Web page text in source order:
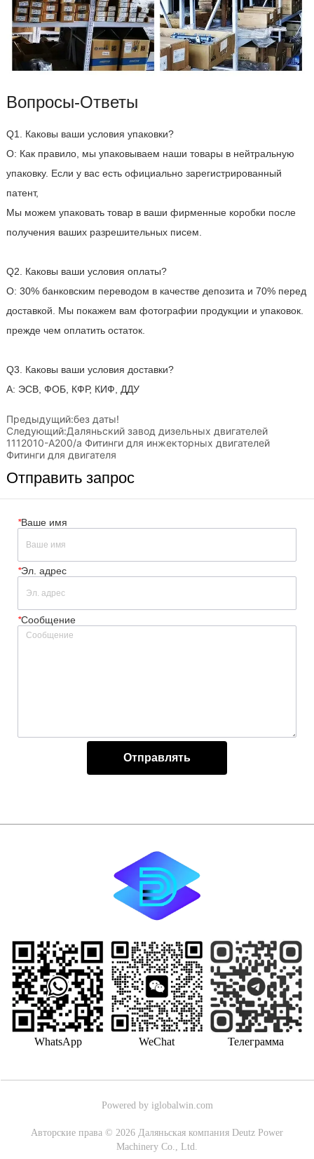
Предыдущий:без даты!
Следующий:Даляньский завод дизельных двигателей
1112010-A200/a Фитинги для инжекторных двигателей
Фитинги для двигателя
Отправить запрос
*Ваше имя
*Эл. адрес
*Сообщение
Отправлять
WhatsApp WeChat Телеграмма
Powered by iglobalwin.com
Авторские права © 2026 Даляньская компания Deutz Power
Machinery Co., Ltd.